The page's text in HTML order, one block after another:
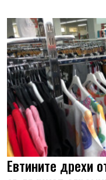
Евтините дрехи